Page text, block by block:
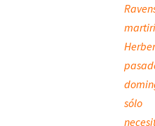
sólo